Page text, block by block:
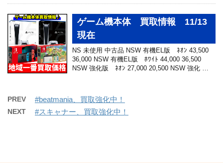
ゲーム機本体 買取情報 11/13
現在
NS 未使用 中古品 NSW 有機EL版 ﾈｵﾝ 43,500
36,000 NSW 有機EL版 ﾎﾜｲﾄ 44,000 36,500
NSW 強化版 ﾈｵﾝ 27,000 20,500 NSW 強化 …
PREV #beatmania、買取強化中！
NEXT #スキャナー、買取強化中！